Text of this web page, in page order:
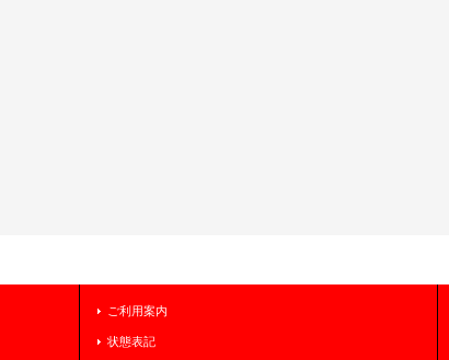
ご利用案内
状態表記